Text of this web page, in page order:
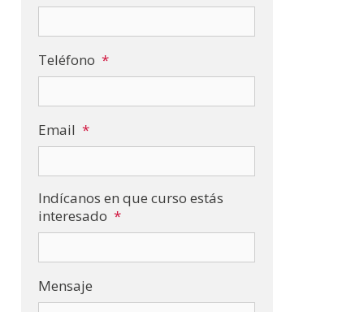
Teléfono *
Email *
Indícanos en que curso estás
interesado *
Mensaje